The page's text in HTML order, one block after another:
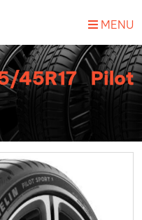
MENU
45R17 Pilot